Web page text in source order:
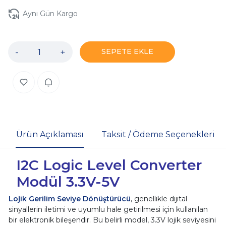
Aynı Gün Kargo
- + SEPETE EKLE
Ürün Açıklaması Taksit / Ödeme Seçenekleri
I2C Logic Level Converter
Modül 3.3V-5V
Lojik Gerilim Seviye Dönüştürücü, genellikle dijital
sinyallerin iletimi ve uyumlu hale getirilmesi için kullanılan
bir elektronik bileşendir. Bu belirli model, 3.3V lojik seviyesini